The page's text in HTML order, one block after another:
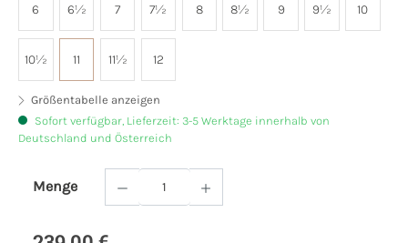
6 6½ 7 7½ 8 8½ 9 9½ 10
10½ 11 11½ 12
Größentabelle anzeigen
Sofort verfügbar, Lieferzeit: 3-5 Werktage innerhalb von
Deutschland und Österreich
Menge
Produkt Anzahl: Gib den gewünschten